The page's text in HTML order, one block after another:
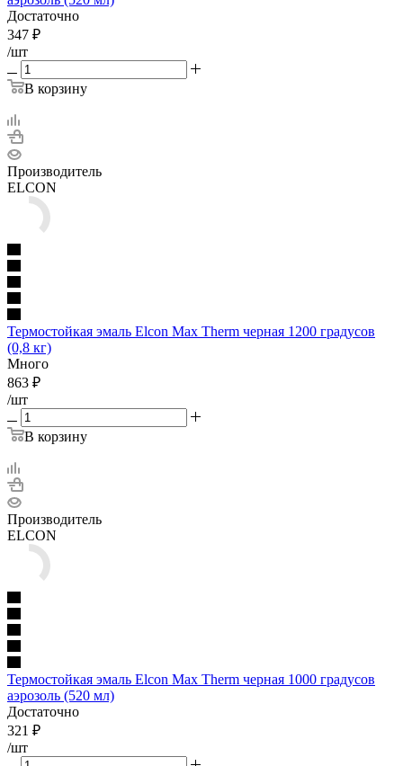
Достаточно
347 ₽
/шт
В корзину
Производитель
ELCON
Термостойкая эмаль Elcon Max Therm черная 1200 градусов
(0,8 кг)
Много
863 ₽
/шт
В корзину
Производитель
ELCON
Термостойкая эмаль Elcon Max Therm черная 1000 градусов
аэрозоль (520 мл)
Достаточно
321 ₽
/шт